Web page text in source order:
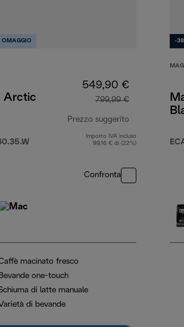
€
OMAGGIO
Arctic
549,90 €
799,99 €
Prezzo suggerito
prezzo
Importo IVA incluso
99,16 € di (22%)
Confronta
macinato fresco
Bevande one-touch
di latte manuale
di bevande
-